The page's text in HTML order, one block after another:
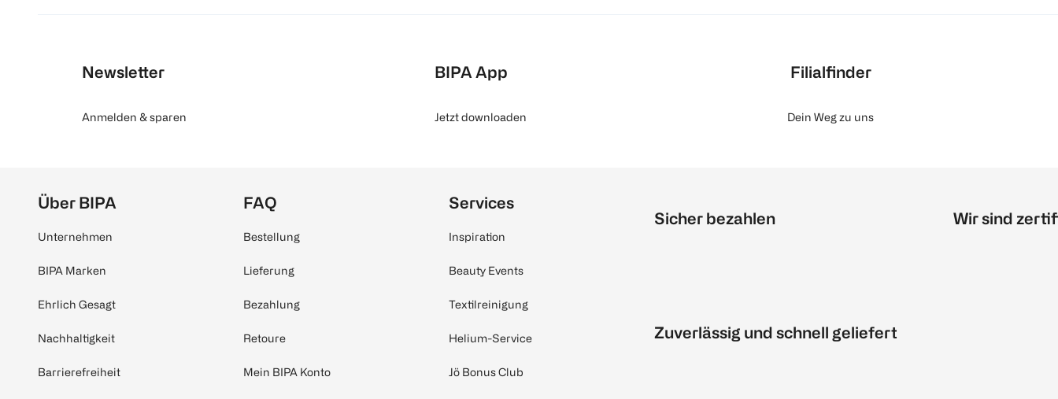
Newsletter
Anmelden & sparen
BIPA App
Jetzt downloaden
Filialfinder
Dein Weg zu uns
Über BIPA
Unternehmen
BIPA Marken
Ehrlich Gesagt
Nachhaltigkeit
Barrierefreiheit
FAQ
Bestellung
Lieferung
Bezahlung
Retoure
Mein BIPA Konto
Services
Inspiration
Beauty Events
Textilreinigung
Helium-Service
Jö Bonus Club
Sicher bezahlen
Zuverlässig und schnell geliefert
Wir sind